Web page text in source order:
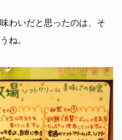
わいだと思ったのは、そ
ね。